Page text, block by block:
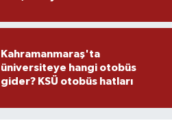
Kahramanmaraş'ta
üniversiteye hangi otobüs
gider? KSÜ otobüs hatları